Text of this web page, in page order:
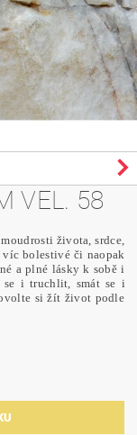
VEL. 58
života, srdce,
bolestivé či naopak
a plné lásky k sobě i
se i truchlit, smát se i
si žít život podle